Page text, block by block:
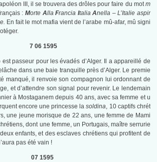
III, il se trouvera des drôles pour faire du motm
: Morte AllaFrancia ItaliaAnella – L’Italie aspir
En fait le mot mafia vient de l’arabe mû-afar, mû signi
7 06 1595
passeur pour les évadés d’Alger. Il a appareillé de
dans une baie tranquille près d’Alger. Le premie
manqué, il renvoie son compagnon lui ordonnant de
et d’attendre son signal pour revenir. Le lendemain
à Mostaganem depuis 40 ans, avec sa femme et u
encore une princesse lasoldina, 10 captifs chrét
une jeune morisque de 22 ans, une femme de Mami
dont une femme, un Portugais, maître serrurie
enfants, et des esclaves chrétiens qui profitent de
pas été vain !
07 1595